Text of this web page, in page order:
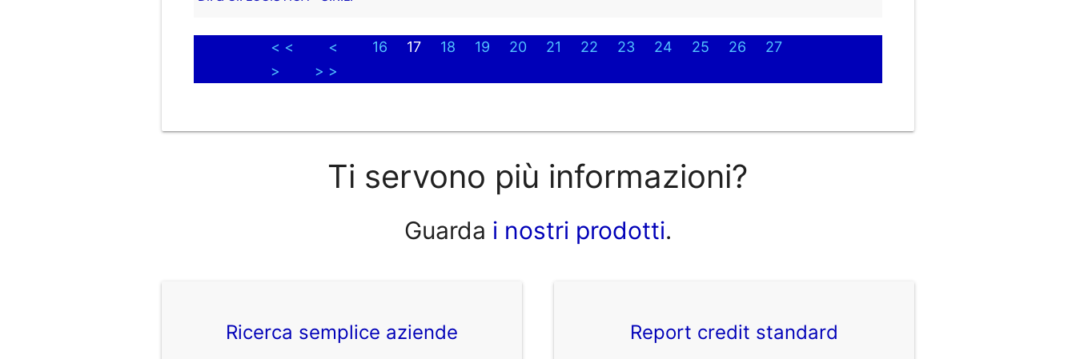
< < < 16 17 18 19 20 21 22 23 24 25 26
27
>
> >
Ti servono più informazioni?
Guarda i nostri prodotti.
Ricerca semplice aziende Report credit standard